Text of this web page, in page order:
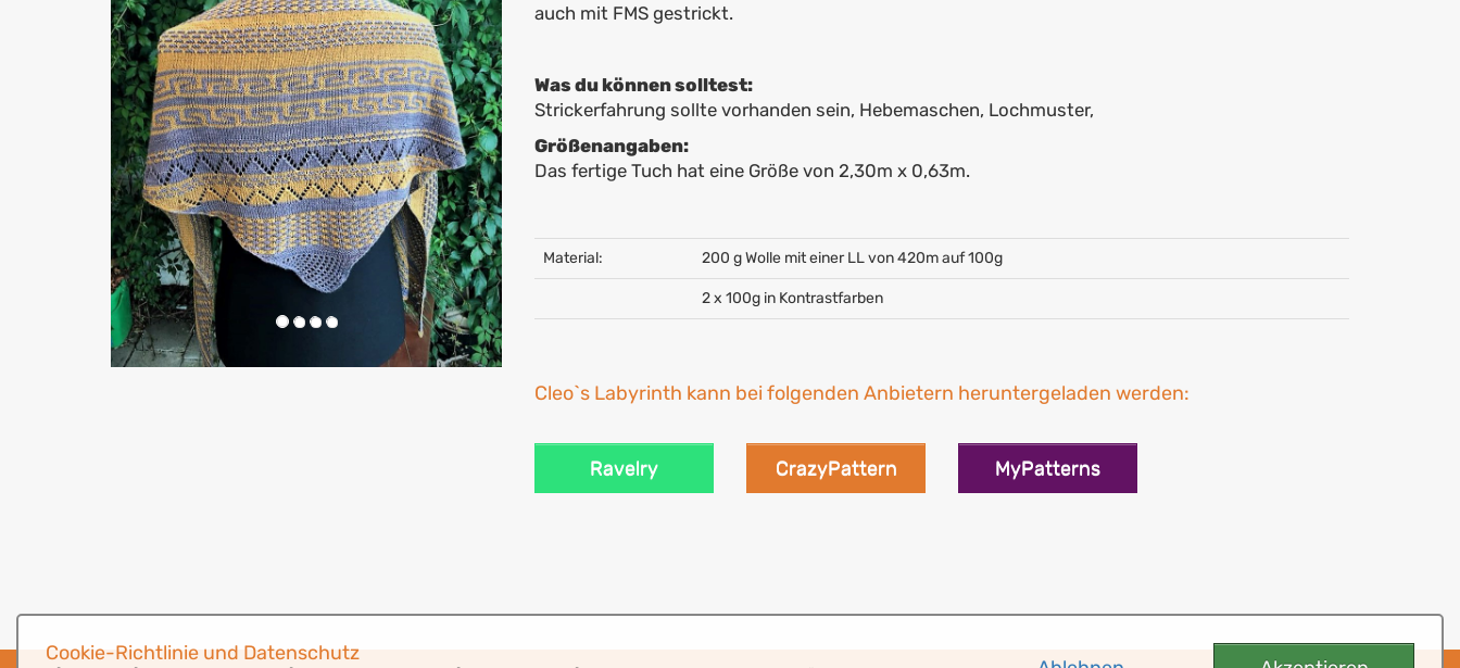
auch mit FMS gestrickt.
Was du können solltest:
Strickerfahrung sollte vorhanden sein, Hebemaschen, Lochmuster,
Größenangaben:
Das fertige Tuch hat eine Größe von 2,30m x 0,63m.
Material: 200 g Wolle mit einer LL von 420m auf 100g
2 x 100g in Kontrastfarben
Cleo`s Labyrinth kann bei folgenden Anbietern heruntergeladen werden:
Ravelry CrazyPattern MyPatterns
Cookie-Richtlinie und Datenschutz